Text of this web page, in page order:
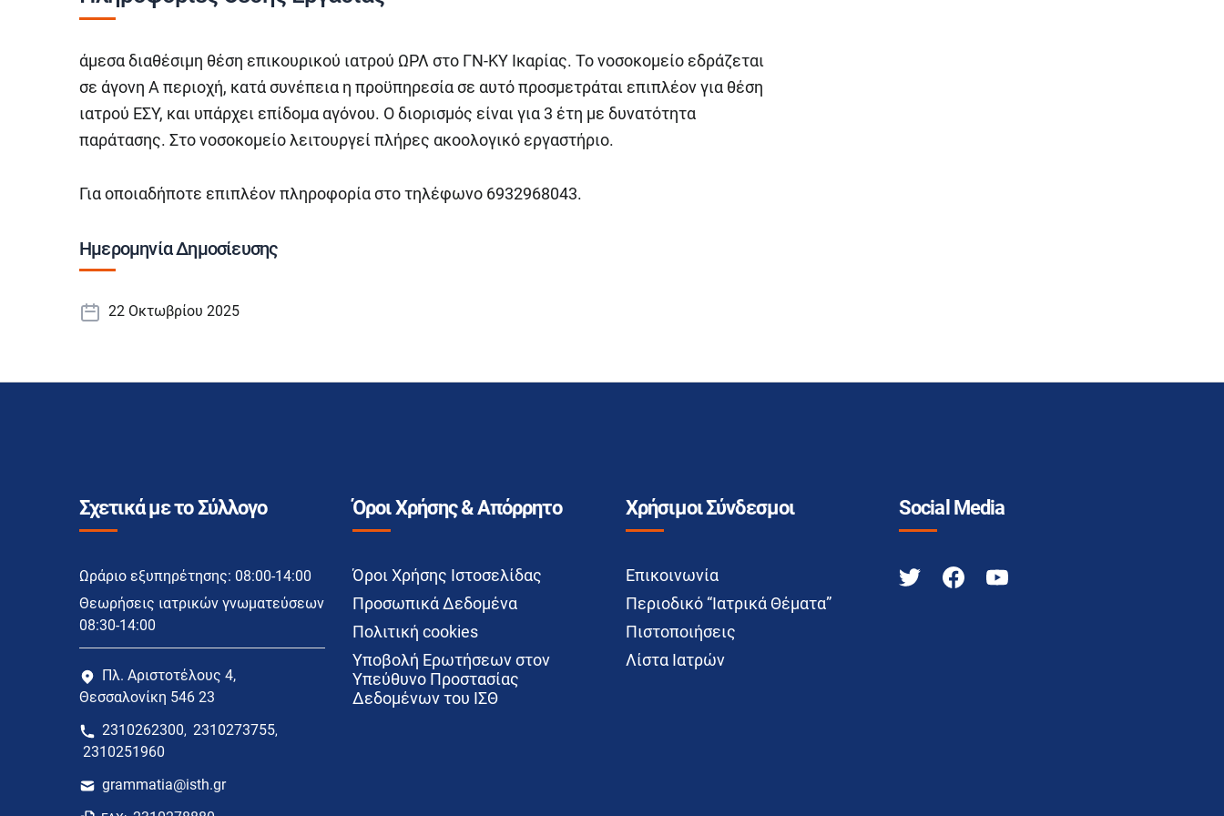
άμεσα διαθέσιμη θέση επικουρικού ιατρού ΩΡΛ στο ΓΝ-ΚΥ Ικαρίας. Το νοσοκομείο εδράζεται
σε άγονη Α περιοχή, κατά συνέπεια η προϋπηρεσία σε αυτό προσμετράται επιπλέον για θέση
ιατρού ΕΣΥ, και υπάρχει επίδομα αγόνου. Ο διορισμός είναι για 3 έτη με δυνατότητα
παράτασης. Στο νοσοκομείο λειτουργεί πλήρες ακοολογικό εργαστήριο.
Για οποιαδήποτε επιπλέον πληροφορία στο τηλέφωνο 6932968043.
Ημερομηνία Δημοσίευσης
22 Οκτωβρίου 2025
Σχετικά με το Σύλλογο
Ωράριο εξυπηρέτησης: 08:00-14:00
Θεωρήσεις ιατρικών γνωματεύσεων
08:30-14:00
Πλ. Αριστοτέλους 4,
Θεσσαλονίκη 546 23
2310262300, 2310273755,
2310251960
grammatia@isth.gr
Όροι Χρήσης & Απόρρητο
Όροι Χρήσης Ιστοσελίδας
Προσωπικά Δεδομένα
Πολιτική cookies
Υποβολή Ερωτήσεων στον
Υπεύθυνο Προστασίας
Δεδομένων του ΙΣΘ
Χρήσιμοι Σύνδεσμοι
Επικοινωνία
Περιοδικό “Ιατρικά Θέματα”
Πιστοποιήσεις
Λίστα Ιατρών
Social Media